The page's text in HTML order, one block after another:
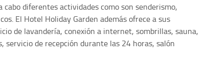
diferentes actividades como son senderismo,
El Hotel Holiday Garden además ofrece a sus
de lavandería, conexión a internet, sombrillas, sauna,
servicio de recepción durante las 24 horas, salón